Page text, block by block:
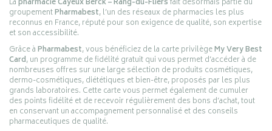
Lapharmacie Cayeux Berck – Rang-du-Fliersfait désormais partie du
groupementPharmabest, l’un des réseaux de pharmacies les plus
reconnus en France, réputé pour son exigence de qualité, son expertise
et son accessibilité.
Grâce àPharmabest, vous bénéficiez de la carte privilègeMy Very Best
Card, un programme de fidélité gratuit qui vous permet d’accéder à de
nombreuses offres sur une large sélection de produits cosmétiques,
dermo-cosmétiques, diététiques et bien-être, proposés par les plus
grands laboratoires. Cette carte vous permet également de cumuler
des points fidélité et de recevoir régulièrement des bons d’achat, tout
en conservant un accompagnement personnalisé et des conseils
pharmaceutiques de qualité.